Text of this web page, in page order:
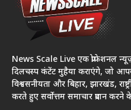
News Scale Live एक प्रोफेशनल
दिलचस्प कंटेंट मुहैया कराएंगे, जो
विश्वसनीयता और बिहार, झारखंड,
करते हुए सर्वोत्तम समाचार प्रदान करने